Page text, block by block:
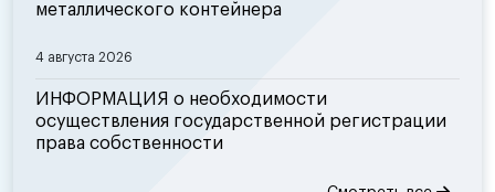
металлического контейнера
4 августа 2026
ИНФОРМАЦИЯ о необходимости
осуществления государственной регистрации
права собственности